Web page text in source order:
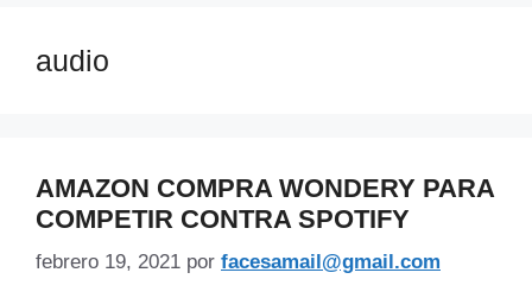
audio
AMAZON COMPRA WONDERY PARA
COMPETIR CONTRA SPOTIFY
febrero 19, 2021 por facesamail@gmail.com